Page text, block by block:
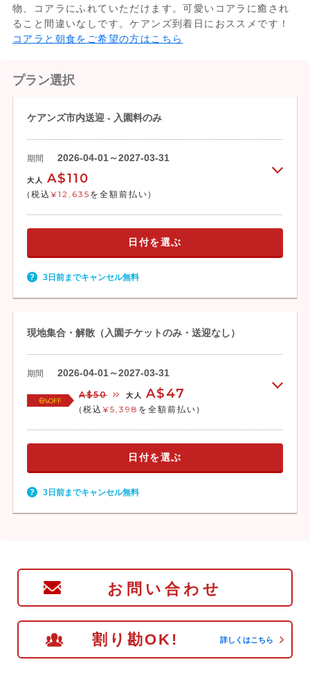
物、コアラにふれていただけます。可愛いコアラに癒され
ること間違いなしです。ケアンズ到着日におススメです！
コアラと朝食をご希望の方はこちら
プラン選択
ケアンズ市内送迎 - 入園料のみ
期間 2026-04-01～2027-03-31
大人 A$110
(税込 ¥12,635 を全額前払い)
日付を選ぶ
3日前までキャンセル無料
現地集合・解散（入園チケットのみ・送迎なし）
期間 2026-04-01～2027-03-31
6%OFF
A$50 大人 A$47
(税込 ¥5,398 を全額前払い)
日付を選ぶ
3日前までキャンセル無料
お問い合わせ
割り勘OK! 詳しくはこちら